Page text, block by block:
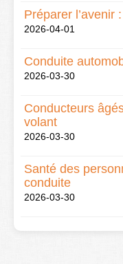
Préparer l’avenir
2026-04-01
Conduite
2026-03-30
Conducteurs
volant
2026-03-30
Santé des
conduite
2026-03-30